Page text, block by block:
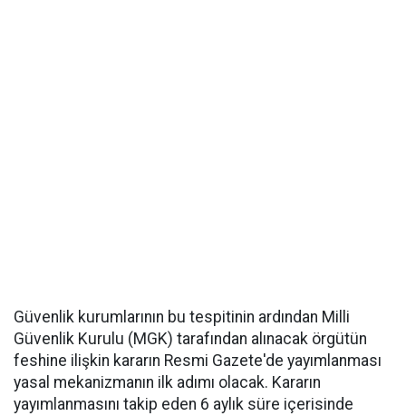
Güvenlik kurumlarının bu tespitinin ardından Milli
Güvenlik Kurulu (MGK) tarafından alınacak örgütün
feshine ilişkin kararın Resmi Gazete'de yayımlanması
yasal mekanizmanın ilk adımı olacak. Kararın
yayımlanmasını takip eden 6 aylık süre içerisinde